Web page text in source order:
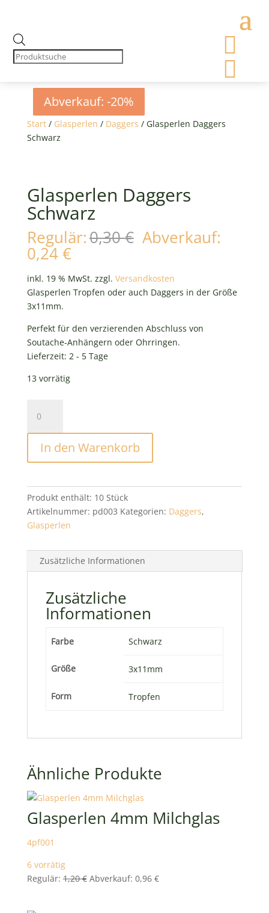
search


Start/ Glasperlen / Daggers / Glasperlen Daggers
Schwarz
Abverkauf: -20%
Glasperlen Daggers
Schwarz
Regulär:0,30€ Ursprünglicher
Preis
0,30 €
Abverkauf:
0,24€Aktueller
Preis
ist:
0,24 €.
inkl. 19 % MwSt. zzgl. Versandkosten
Glasperlen Tropfen oder auch Daggers in der Größe
3x11mm.
Perfekt für den verzierenden Abschluss von
Soutache-Anhängern oder Ohrringen.
Lieferzeit: 2 - 5 Tage
13 vorrätig
Daggers
Schwarz
MengeIn den Warenkorb
Produkt enthält: 10 Stück
Artikelnummer: pd003 Kategorien: Daggers,
Glasperlen
Zusätzliche Informationen
Zusätzliche
Informationen
Farbe Schwarz
Größe 3x11mm
Form Tropfen
Ähnliche Produkte
Abverkauf: -20%
Glasperlen 4mm Milchglas
4pf001
6 vorrätig
Regulär: 1,20€ Ursprünglicher
Abverkauf: 0,96 €Aktueller
Abverkauf: -20%
Abverkauf: -20%